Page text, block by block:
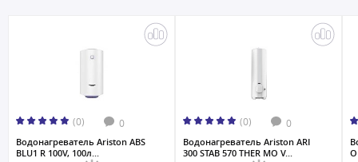
(0) 0
Водонагреватель Ariston ABS
BLU1 R 100V, 100л...
(0) 0
Водонагреватель Ariston ARI
300 STAB 570 THER MO V...